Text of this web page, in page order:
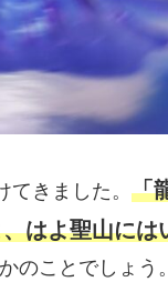
きました。 「
はよ聖山に
のことでしょう。